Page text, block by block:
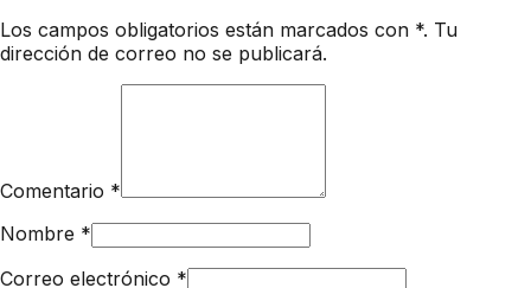
Los campos obligatorios están marcados con *. Tu
dirección de correo no se publicará.
Comentario *
Nombre *
Correo electrónico *